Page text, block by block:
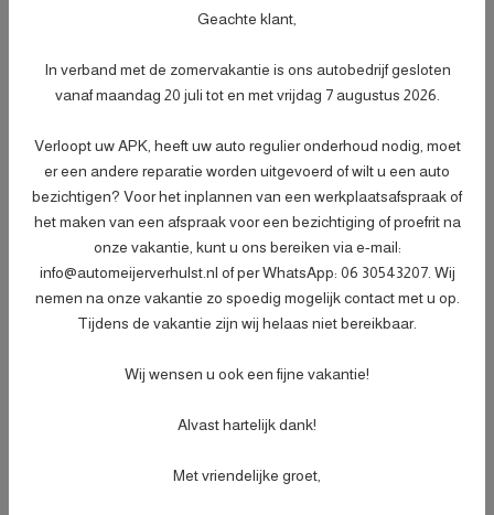
- Verlichtingscontrole;
- Bandenspanningscontrole;
- Vrijwaren eventuele inruilauto;
- 3 maanden garantie;
- Wasbeurt bij aflevering.
Meer informatie € 499,-
Specificaties
Kenteken NL JKS01T
Datum eerste toelating
29-05-2019
APK vervaldatum
22-01-2028
112.463 KM
Geachte klant,
In verband met de zomervakantie is ons autobedrijf gesloten
vanaf maandag 20 juli tot en met vrijdag 7 augustus 2026.
Verloopt uw APK, heeft uw auto regulier onderhoud nodig, moet
er een andere reparatie worden uitgevoerd of wilt u een auto
bezichtigen? Voor het inplannen van een werkplaatsafspraak of
het maken van een afspraak voor een bezichtiging of proefrit na
onze vakantie, kunt u ons bereiken via e-mail:
info@automeijerverhulst.nl of per WhatsApp: 06 30543207. Wij
nemen na onze vakantie zo spoedig mogelijk contact met u op.
Tijdens de vakantie zijn wij helaas niet bereikbaar.
Wij wensen u ook een fijne vakantie!
Alvast hartelijk dank!
Met vriendelijke groet,